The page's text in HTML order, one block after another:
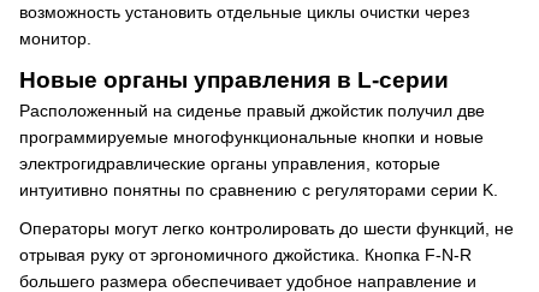
возможность установить отдельные циклы очистки через
монитор.
Новые органы управления в L-серии
Расположенный на сиденье правый джойстик получил две
программируемые многофункциональные кнопки и новые
электрогидравлические органы управления, которые
интуитивно понятны по сравнению с регуляторами серии K.
Операторы могут легко контролировать до шести функций, не
отрывая руку от эргономичного джойстика. Кнопка F-N-R
большего размера обеспечивает удобное направление и